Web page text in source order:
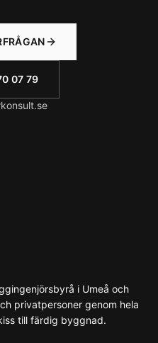
07 79
i Umeå och
privatpersoner genom hela
till färdig byggnad.